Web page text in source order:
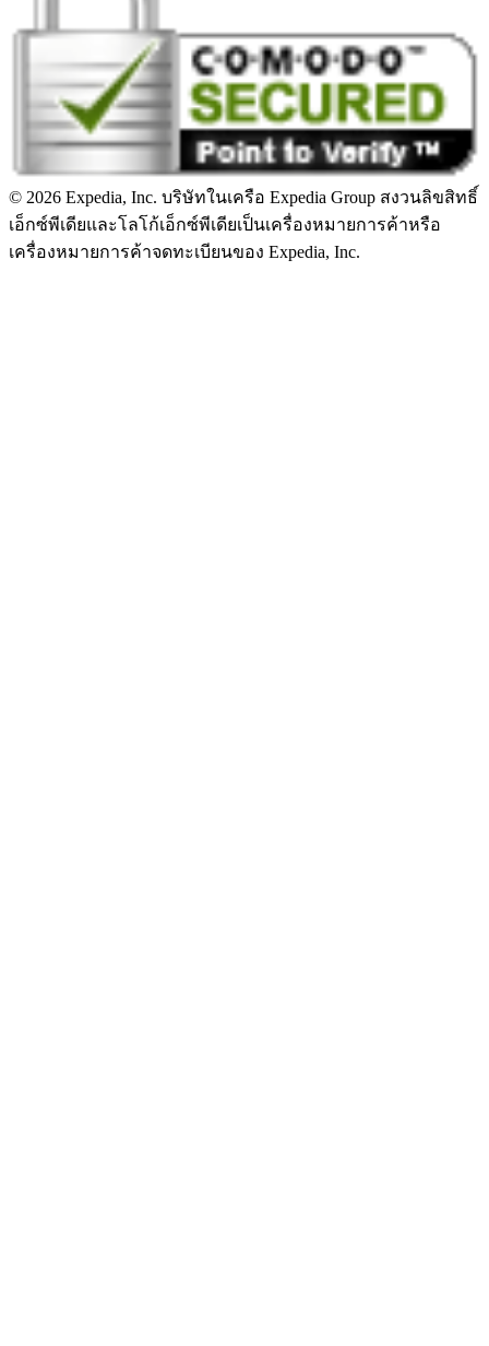
© 2026 Expedia, Inc. บริษัทในเครือ Expedia Group สงวนลิขสิทธิ์
เอ็กซ์พีเดียและโลโก้เอ็กซ์พีเดียเป็นเครื่องหมายการค้าหรือ
เครื่องหมายการค้าจดทะเบียนของ Expedia, Inc.